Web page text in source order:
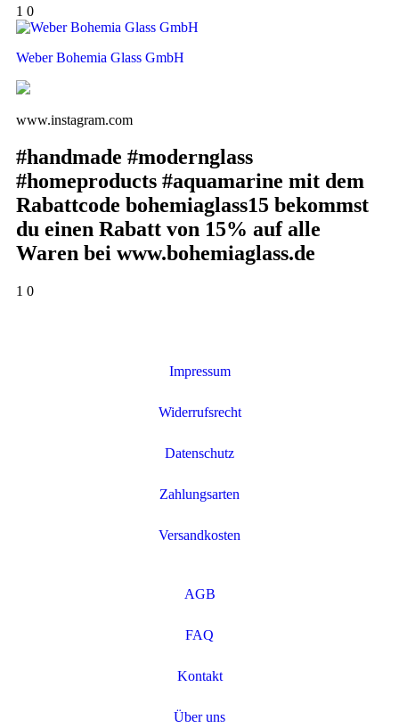
1 0
Weber Bohemia Glass GmbH
www.instagram.com
#handmade #modernglass
#homeproducts #aquamarine mit dem
Rabattcode bohemiaglass15 bekommst
du einen Rabatt von 15% auf alle
Waren bei www.bohemiaglass.de
1 0
Impressum
Widerrufsrecht
Datenschutz
Zahlungsarten
Versandkosten
AGB
FAQ
Kontakt
Über uns